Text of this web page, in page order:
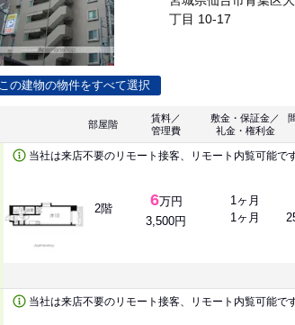
丁目 10-17
この建物の物件をすべて選択
部屋階
賃料／
管理費
敷金・保証金／
礼金・権利金
当社は来店不要のリモート接客、リモート内覧可能で
2階 6万円
3,500円
1ヶ月
1ヶ月
当社は来店不要のリモート接客、リモート内覧可能で